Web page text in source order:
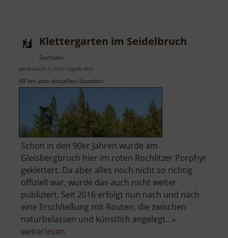
Klettergarten im Seidelbruch
Sachsen
aktuell vom 05.11.2023 / Zugriffe: 3655
49 km vom aktuellen Standort
Schon in den 90er Jahren wurde am
Gleisbergbruch hier im roten Rochlitzer Porphyr
geklettert. Da aber alles noch nicht so richtig
offiziell war, wurde das auch nicht weiter
publiziert. Seit 2016 erfolgt nun nach und nach
eine Erschließung mit Routen, die zwischen
naturbelassen und künstlich angelegt.. »
weiterlesen